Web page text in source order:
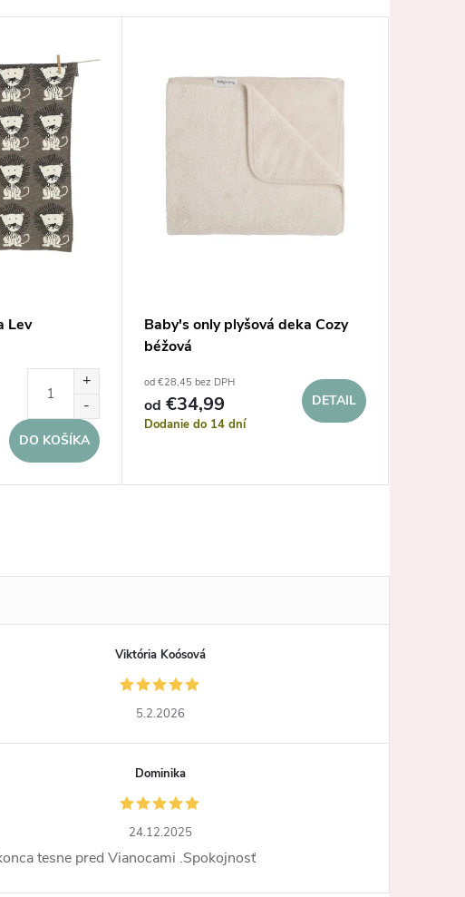
Lev
DO KOŠÍKA
Baby's only plyšová deka Cozy
béžová
od €28,45 bez DPH
od €34,99
Dodanie do 14 dní
DETAIL
Viktória Koósová
5.2.2026
Dominika
24.12.2025
tesne pred Vianocami .Spokojnosť